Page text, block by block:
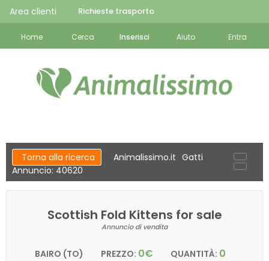
Area clienti Richieste trasporto
Home Cerca Inserisci Aiuto Entra
Torna alla ricerca Animalissimo.it Gatti
Annuncio: 40620
Scottish Fold Kittens for sale
Annuncio di vendita
BAIRO (TO) PREZZO: 0€ QUANTITÀ: 0